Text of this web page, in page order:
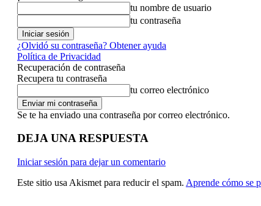
tu nombre de usuario
tu contraseña
¿Olvidó su contraseña? Obtener ayuda
Política de Privacidad
Recuperación de contraseña
Recupera tu contraseña
tu correo electrónico
Se te ha enviado una contraseña por correo electrónico.
DEJA UNA RESPUESTA
Iniciar sesión para dejar un comentario
Este sitio usa Akismet para reducir el spam. Aprende cómo se